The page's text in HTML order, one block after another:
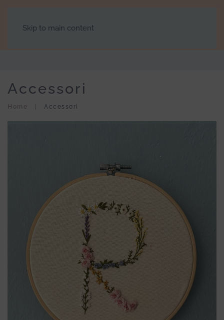
Skip to main content
Accessori
Home Accessori